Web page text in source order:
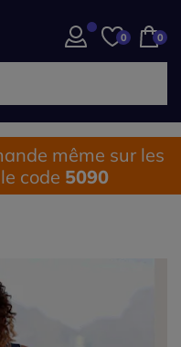
0 0
même sur les
code 5090